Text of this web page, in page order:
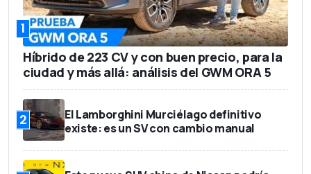
1
Híbrido de 223 CV y con buen precio, para la
ciudad y más allá: análisis del GWM ORA 5
2
El Lamborghini Murciélago definitivo
existe: es un SV con cambio manual